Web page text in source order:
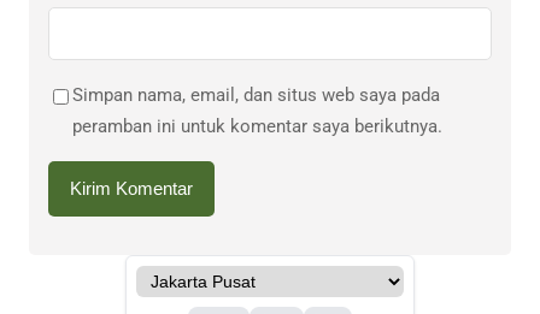
Simpan nama, email, dan situs web saya pada
peramban ini untuk komentar saya berikutnya.